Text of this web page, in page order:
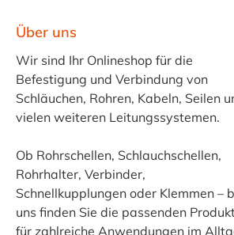
Über uns
Wir sind Ihr Onlineshop für die
Befestigung und Verbindung von
Schläuchen, Rohren, Kabeln, Seilen
vielen weiteren Leitungssystemen.
Ob Rohrschellen, Schlauchschellen,
Rohrhalter, Verbinder,
Schnellkupplungen oder Klemmen –
uns finden Sie die passenden
für zahlreiche Anwendungen im